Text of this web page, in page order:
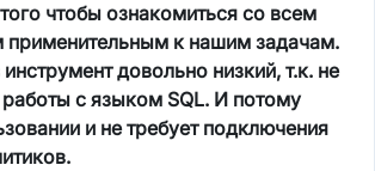
чтобы ознакомиться со всем
применительным к нашим задачам.
довольно низкий, т.к. не
работы с языком SQL. И потому
и не требует подключения